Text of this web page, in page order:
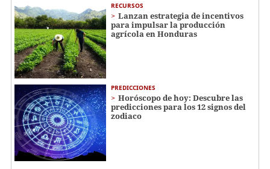
RECURSOS
Lanzan estrategia de incentivos
para impulsar la producción
agrícola en Honduras
PREDICCIONES
Horóscopo de hoy: Descubre las
predicciones para los 12 signos del
zodiaco